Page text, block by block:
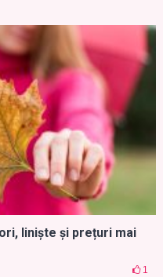
liniște și prețuri mai
1